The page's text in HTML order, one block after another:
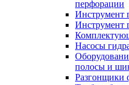
перфорации
Инструмент
Инструмент
Насосы
полосы и
Разгонщики